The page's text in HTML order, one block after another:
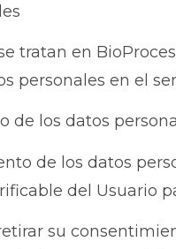
tratan en
personales en el
de los datos
de los datos
del Usuario
su